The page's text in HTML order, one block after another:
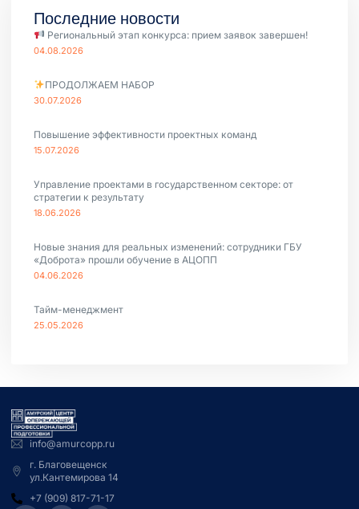
Последние новости
Региональный этап конкурса: прием заявок завершен!
04.08.2026
ПРОДОЛЖАЕМ НАБОР
30.07.2026
Повышение эффективности проектных команд
15.07.2026
Управление проектами в государственном секторе: от
стратегии к результату
18.06.2026
Новые знания для реальных изменений: сотрудники ГБУ
«Доброта» прошли обучение в АЦОПП
04.06.2026
Тайм-менеджмент
25.05.2026
info@amurcopp.ru
г. Благовещенск
ул.Кантемирова 14
+7 (909) 817-71-17